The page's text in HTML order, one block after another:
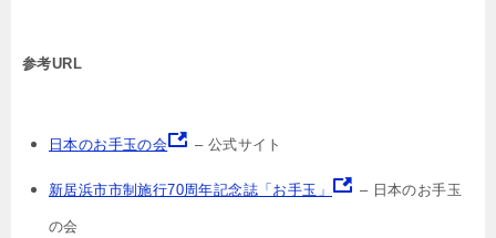
参考URL
日本のお手玉の会 – 公式サイト
新居浜市市制施行70周年記念誌「お手玉」 – 日本のお手玉
の会